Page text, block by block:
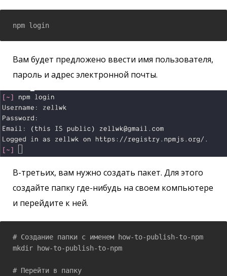
npm login
Вам будет предложено ввести имя пользователя,
пароль и адрес электронной почты.
В-третьих, вам нужно создать пакет. Для этого
создайте папку где-нибудь на своем компьютере
и перейдите к ней.
# Создание папки с именем how-to-publish-to-npm
mkdir how-to-publish-to-npm
# Перейти в папку